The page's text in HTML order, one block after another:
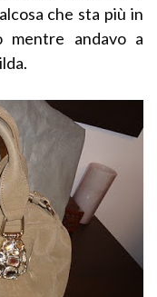
che sta più in
andavo a